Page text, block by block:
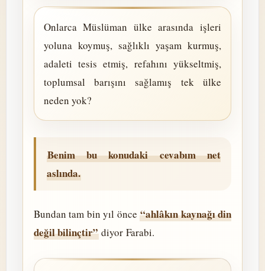
Onlarca Müslüman ülke arasında işleri
yoluna koymuş, sağlıklı yaşam kurmuş,
adaleti tesis etmiş, refahını yükseltmiş,
toplumsal barışını sağlamış tek ülke
neden yok?
Benim bu konudaki cevabım net
aslında.
Bundan tam bin yıl önce“ahlâkın kaynağı din
değil bilinçtir” diyor Farabi.